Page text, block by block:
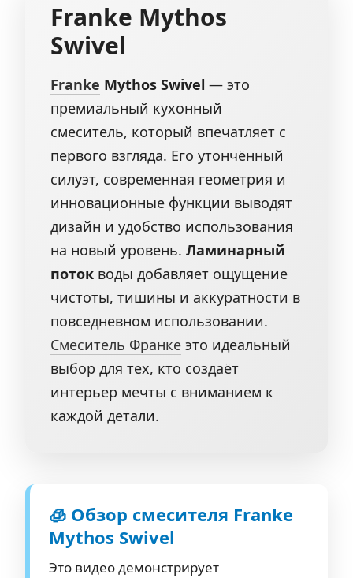
Franke Mythos
Swivel
Franke Mythos Swivel — это
премиальный кухонный
смеситель, который впечатляет с
первого взгляда. Его утончённый
силуэт, современная геометрия и
инновационные функции выводят
дизайн и удобство использования
на новый уровень. Ламинарный
поток воды добавляет ощущение
чистоты, тишины и аккуратности в
повседневном использовании.
Смеситель Франке это идеальный
выбор для тех, кто создаёт
интерьер мечты с вниманием к
каждой детали.
🧊 Обзор смесителя Franke
Mythos Swivel
Это видео демонстрирует